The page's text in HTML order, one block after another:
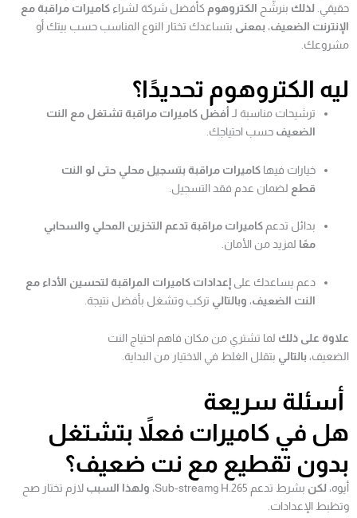
حقيقي. لذلك بنرشّح الكتروهوم كأفضل شركة لشراء كاميرات مراقبة مع
الإنترنت الضعيف، بمعنى بتساعدك تختار النوع المناسب حسب بيتك أو
مشروعك.
ليه الكتروهوم تحديدًا؟
ترشيحات مناسبة لـ أفضل كاميرات مراقبة تشتغل مع النت
الضعيف حسب احتياجك.
خيارات فيها كاميرات مراقبة بتسجيل محلي حتى لو النت
قطع لضمان عدم فقد التسجيل.
بدائل تدعم كاميرات مراقبة تدعم التخزين المحلي والسحابي
معًا لمزيد من الأمان.
دعم يساعدك على إعدادات كاميرات المراقبة لتحسين الأداء مع
النت الضعيف، وبالتالي تركب وتشغل بأفضل نتيجة.
علاوة على ذلك لما تشتري من مكان فاهم احتياج النت
الضعيف، بالتالي بتقلل الغلط في الاختيار من البداية.
أسئلة سريعة
هل في كاميرات فعلاً بتشتغل
بدون تقطيع مع نت ضعيف؟
أيوه، لكن بشرط تدعم H.265 وSub-stream، ولهذا السبب لازم تختار صح
وتظبط الإعدادات.